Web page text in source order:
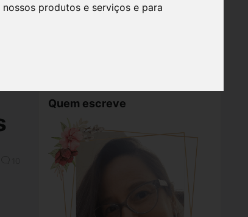
produtos e serviços e para
Quem escreve